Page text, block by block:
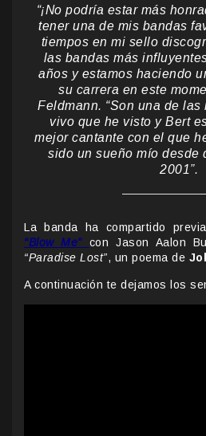
“¡No podría estar más
tener una de mis bandas
tiempos en mi sello
las bandas más
años y estamos haciendo
su carrera en este
Feldmann. “Son una de
vivo que he visto y Bert
mejor cantante con el que
sido un sueño mío desde
2001”.
La banda ha compartido
“Blow Me” con Jason Aalon
“Paradise Lost”, un poema de
A continuación te dejamos los